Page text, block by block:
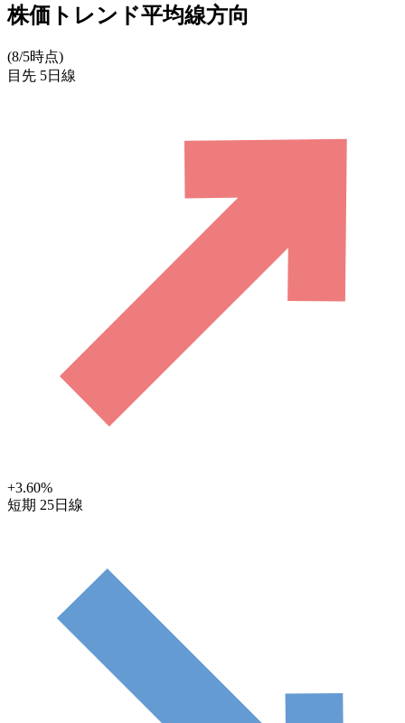
株価トレンド平均線方向
(8/5時点)
目先 5日線
+3.60%
短期 25日線